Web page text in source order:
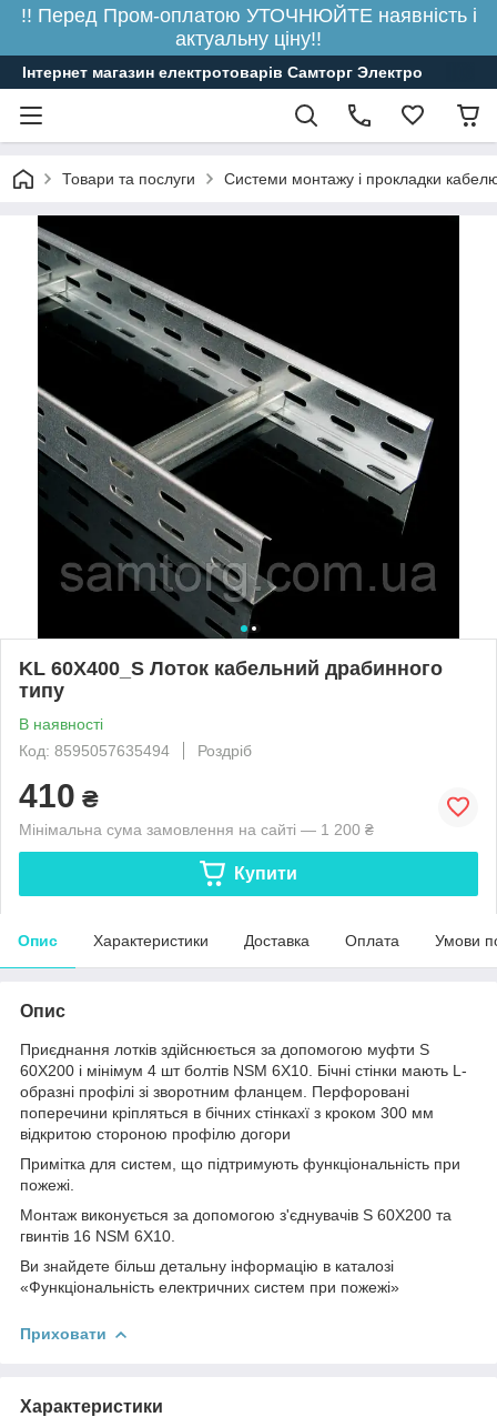
!! Перед Пром-оплатою УТОЧНЮЙТЕ наявність і
актуальну ціну!!
Інтернет магазин електротоварів Самторг Электро
Товари та послуги Системи монтажу і прокладки
KL 60X400_S Лоток кабельний драбинного
типу
В наявності
Код: 8595057635494
Роздріб
410 ₴
Мінімальна сума замовлення на сайті — 1 200 ₴
Купити
Опис Характеристики Доставка Оплата Умови
Опис
Приєднання лотків здійснюється за допомогою муфти S
60X200 і мінімум 4 шт болтів NSM 6X10. Бічні стінки мають L-
образні профілі зі зворотним фланцем. Перфоровані
поперечини кріпляться в бічних стінкахї з кроком 300 мм
відкритою стороною профілю догори
Примітка для систем, що підтримують функціональність при
пожежі.
Монтаж виконується за допомогою з'єднувачів S 60X200 та
гвинтів 16 NSM 6X10.
Ви знайдете більш детальну інформацію в каталозі
«Функціональність електричних систем при пожежі»
Приховати
Характеристики